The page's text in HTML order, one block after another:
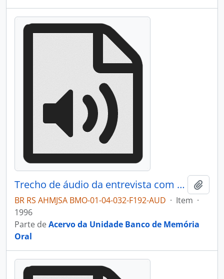
Trecho de áudio da entrevista com Lorena Maria Tomasi Chiaradia
BR RS AHMJSA BMO-01-04-032-F192-AUD · Item ·
1996
Parte deAcervo da Unidade Banco de Memória
Oral